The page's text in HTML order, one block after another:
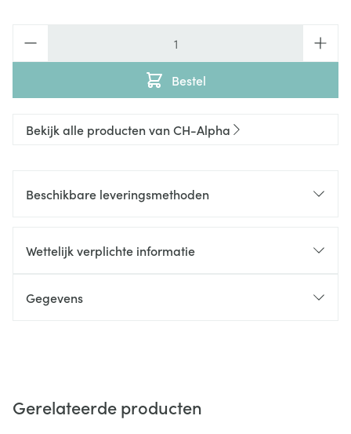
Bestel
Bekijk alle producten van CH-Alpha
Beschikbare leveringsmethoden
Wettelijk verplichte informatie
Gegevens
Gerelateerde producten